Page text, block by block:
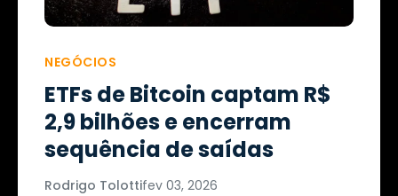
NEGÓCIOS
ETFs de Bitcoin captam R$
2,9 bilhões e encerram
sequência de saídas
Rodrigo Tolottifev 03, 2026